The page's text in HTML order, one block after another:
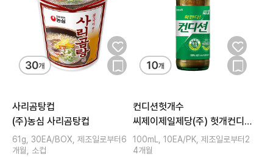
사리곰탕컵
(주)농심 사리곰탕컵
61g, 30EA/BOX, 제조일로부터6
개월, 소컵
컨디션헛개수
씨제이제일제당(주) 헛개컨디션
파워
100mL, 10EA/PK, 제조일로부터2
4개월